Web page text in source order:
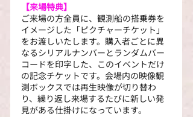
【来場特典】
ご来場の方全員に、観測船の搭乗券を
イメージした「ピクチャーチケット」
をお渡しいたします。購入者ごとに異
なるシリアルナンバーとランダムバー
コードを印字した、このイベントだけ
の記念チケットです。会場内の映像観
測ボックスでは再生映像が切り替わ
り、繰り返し来場するたびに新しい発
見がある仕掛けになっています。